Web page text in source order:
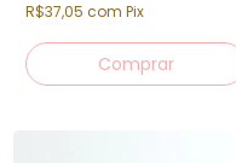
R$37,05 com Pix